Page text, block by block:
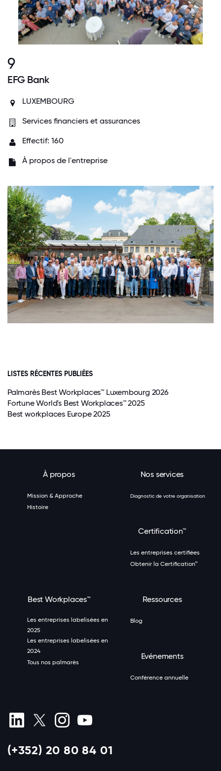
9
EFG Bank
LUXEMBOURG
Services financiers et assurances
Effectif: 160
À propos de l'entreprise
LISTES RÉCENTES PUBLIÉES
Palmarès Best Workplaces™ Luxembourg 2026
Fortune World's Best Workplaces™ 2025
Best workplaces Europe 2025
À propos
Mission & Approche
Histoire
Nos services
Diagnostic de votre organisation
Certification™
Les entreprises certifiées
Obtenir la Certification™
Best Workplaces™
Les entreprises labelisées en
2025
Les entreprises labelisées en
2024
Tous nos palmarès
Ressources
Blog
Evénements
Conférence annuelle
(+352) 20 80 84 01